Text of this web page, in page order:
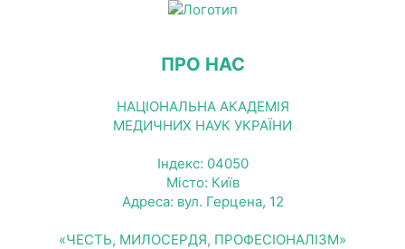
ПРО НАС
НАЦІОНАЛЬНА АКАДЕМІЯ
МЕДИЧНИХ НАУК УКРАЇНИ
Індекс: 04050
Місто: Київ
Адреса: вул. Герцена, 12
«ЧЕСТЬ, МИЛОСЕРДЯ, ПРОФЕСІОНАЛІЗМ»